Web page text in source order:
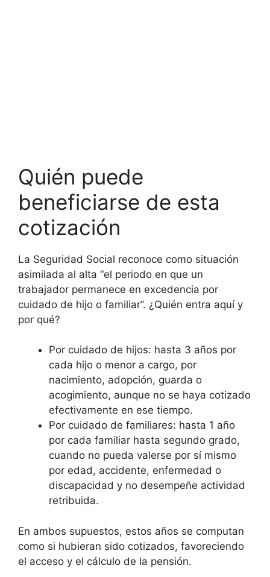
Quién puede
beneficiarse de esta
cotización
La Seguridad Social reconoce como situación
asimilada al alta “el periodo en que un
trabajador permanece en excedencia por
cuidado de hijo o familiar”. ¿Quién entra aquí y
por qué?
Por cuidado de hijos: hasta 3 años por
cada hijo o menor a cargo, por
nacimiento, adopción, guarda o
acogimiento, aunque no se haya cotizado
efectivamente en ese tiempo.
Por cuidado de familiares: hasta 1 año
por cada familiar hasta segundo grado,
cuando no pueda valerse por sí mismo
por edad, accidente, enfermedad o
discapacidad y no desempeñe actividad
retribuida.
En ambos supuestos, estos años se computan
como si hubieran sido cotizados, favoreciendo
el acceso y el cálculo de la pensión.